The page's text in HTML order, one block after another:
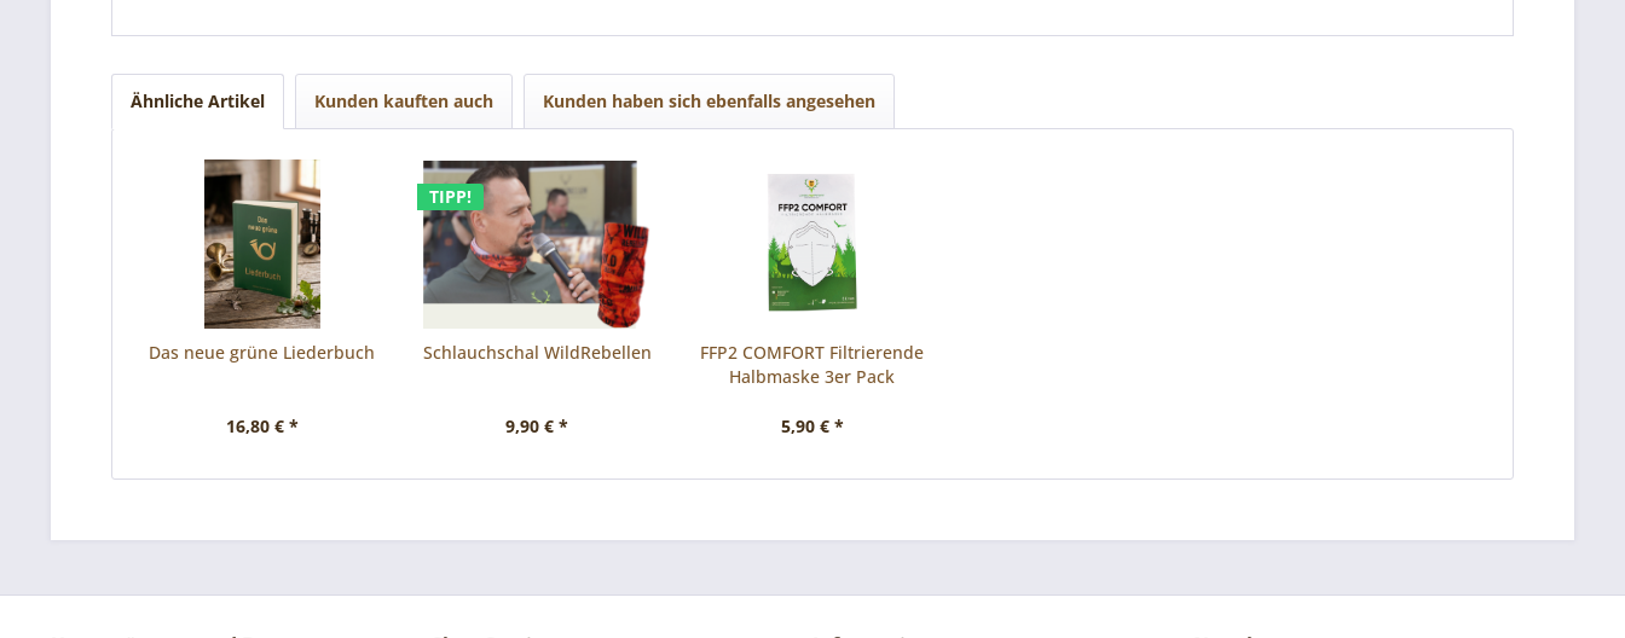
Ähnliche Artikel Kunden kauften auch Kunden haben sich ebenfalls angesehen
Das neue grüne Liederbuch
16,80 € *
TIPP!
Schlauchschal WildRebellen
9,90 € *
FFP2 COMFORT Filtrierende
Halbmaske 3er Pack
5,90 € *